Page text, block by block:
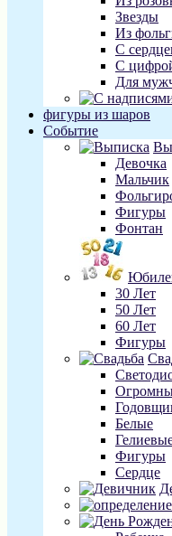
Звезды
Из
С
С
Для
фигуры из шаров
Событие
Девочка
Мальчик
Фигуры
Фонтан
30 Лет
50 Лет
60 Лет
Фигуры
Белые
Фигуры
Сердце